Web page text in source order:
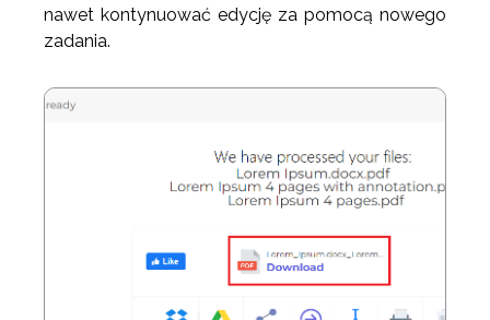
nawet kontynuować edycję za pomocą nowego
zadania.